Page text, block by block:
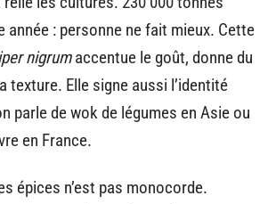
année : personne ne fait mieux. Cette
nigrumaccentue le goût, donne du
texture. Elle signe aussi l’identité
parle de wok de légumes en Asie ou
en France.
épices n’est pas monocorde.